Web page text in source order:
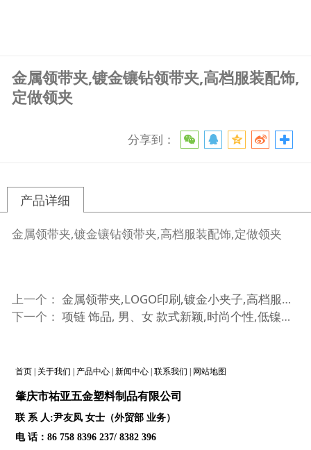
金属领带夹,镀金镶钻领带夹,高档服装配饰,
定做领夹
分享到：
产品详细
金属领带夹,镀金镶钻领带夹,高档服装配饰,定做领夹
上一个： 金属领带夹,LOGO印刷,镀金小夹子,高档服装配饰,定做领夹
下一个： 项链 饰品, 男、女 款式新颖,时尚个性,低镍处理
首页| 关于我们 | 产品中心| 新闻中心| 联系我们 | 网站地图
肇庆市祐亚五金塑料制品有限公司
联 系 人:尹友凤 女士（外贸部 业务）
电 话：86 758 8396 237/ 8382 396